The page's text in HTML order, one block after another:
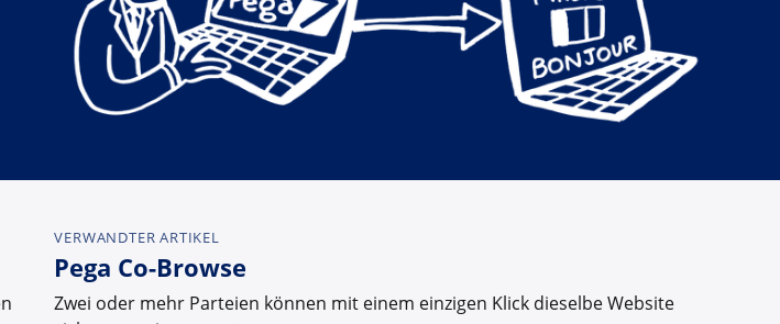
VERWANDTER ARTIKEL
Pega Co-Browse
Zwei oder mehr Parteien können mit einem einzigen Klick dieselbe Website